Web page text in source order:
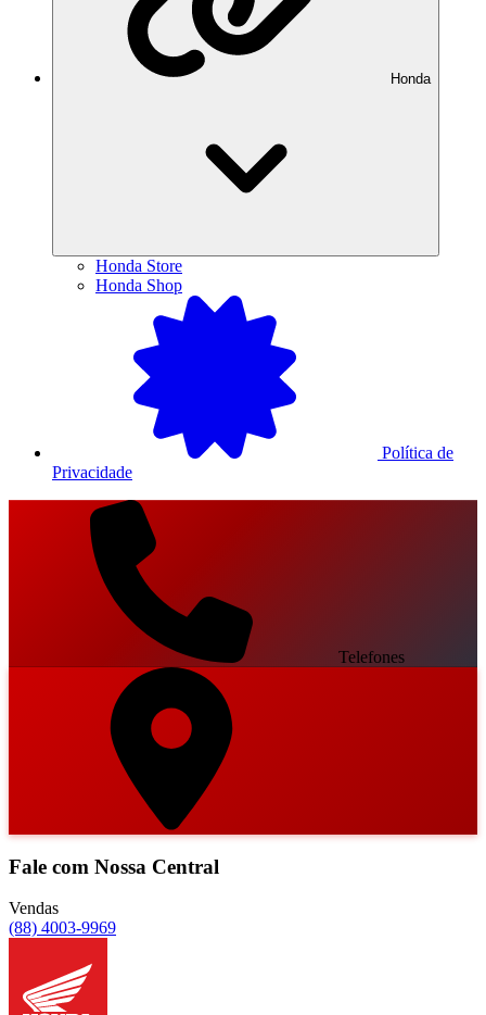
Honda
Honda Store
Honda Shop
Política de
Privacidade
Telefones
Fale com Nossa Central
Vendas
(88) 4003-9969